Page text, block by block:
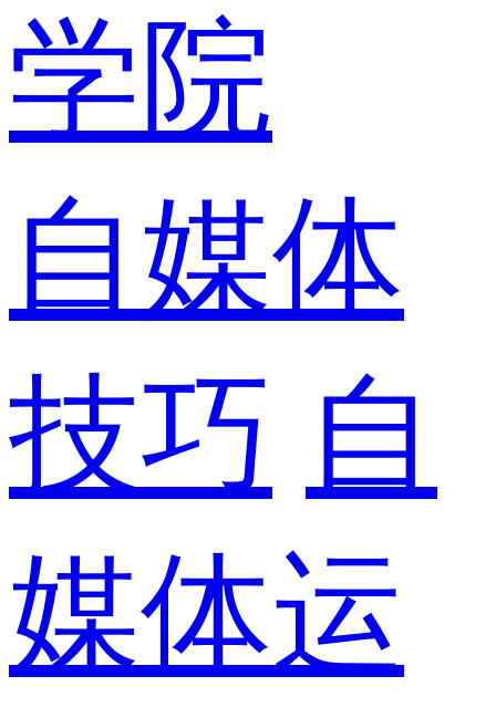
学院
自媒体
技巧 自
媒体运